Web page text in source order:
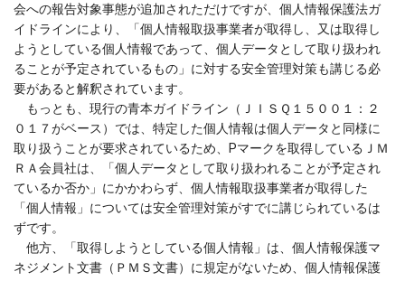
会への報告対象事態が追加されただけですが、個人情報保護法ガ
イドラインにより、「個人情報取扱事業者が取得し、又は取得し
ようとしている個人情報であって、個人データとして取り扱われ
ることが予定されているもの」に対する安全管理対策も講じる必
要があると解釈されています。
もっとも、現行の青本ガイドライン（ＪＩＳＱ１５００１：２
０１７がベース）では、特定した個人情報は個人データと同様に
取り扱うことが要求されているため、Pマークを取得しているＪＭ
ＲＡ会員社は、「個人データとして取り扱われることが予定され
ているか否か」にかかわらず、個人情報取扱事業者が取得した
「個人情報」については安全管理対策がすでに講じられているは
ずです。
他方、「取得しようとしている個人情報」は、個人情報保護マ
ネジメント文書（ＰＭＳ文書）に規定がないため、個人情報保護